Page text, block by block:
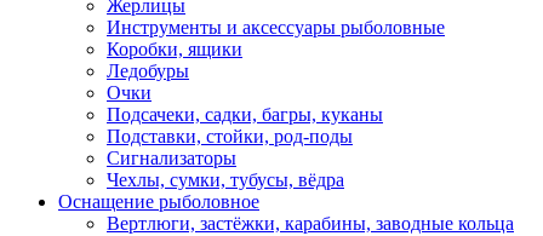
Жерлицы
Инструменты и аксессуары рыболовные
Коробки, ящики
Ледобуры
Очки
Подсачеки, садки, багры, куканы
Подставки, стойки, род-поды
Сигнализаторы
Чехлы, сумки, тубусы, вёдра
Оснащение рыболовное
Вертлюги, застёжки, карабины, заводные кольца